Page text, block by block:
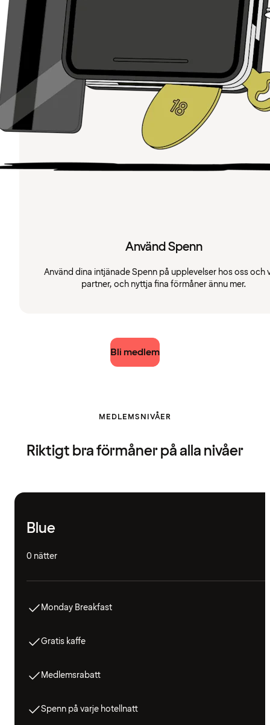
Använd Spenn
Använd dina intjänade Spenn på upplevelser hos oss och
partner, och nyttja fina förmåner ännu mer.
Bli medlem
MEDLEMSNIVÅER
Riktigt bra förmåner på alla nivåer
Blue
0 nätter
Monday Breakfast
Gratis kaffe
Medlemsrabatt
Spenn på varje hotellnatt